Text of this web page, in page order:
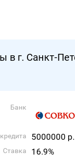
в г. Санкт-
Банк
5000000 р.
Ставка 16.9%